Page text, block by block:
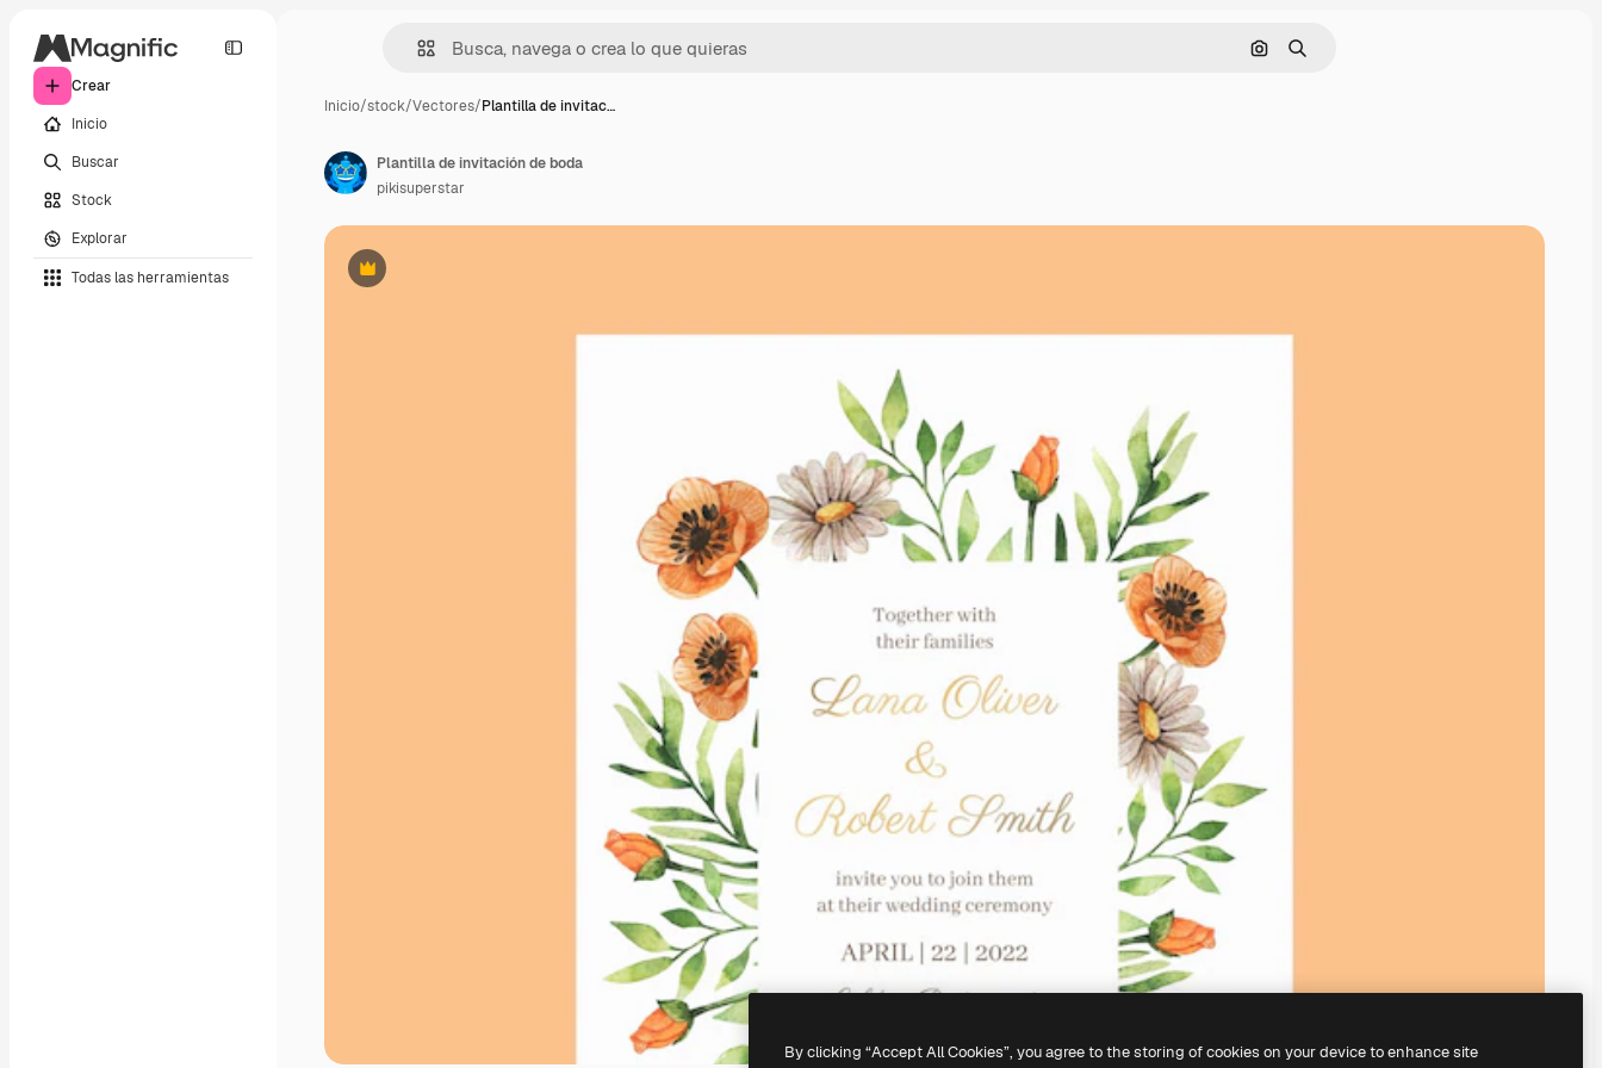
Crear
Inicio
Buscar
Stock
Explorar
Todas las herramientas
Buscar por imagen
Buscar
Inicio/stock/Vectores/Plantilla de invitac…
Premium
Plantilla de invitación de boda
pikisuperstar
By clicking “Accept All Cookies”, you agree to the storing of cookies on your device to enhance site